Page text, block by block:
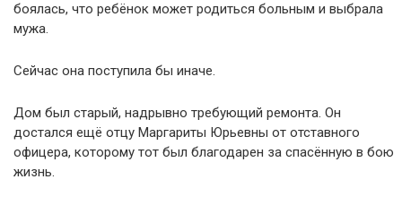
боялась, что ребёнок может родиться больным и выбрала
мужа.
Сейчас она поступила бы иначе.
Дом был старый, надрывно требующий ремонта. Он
достался ещё отцу Маргариты Юрьевны от отставного
офицера, которому тот был благодарен за спасённую в бою
жизнь.